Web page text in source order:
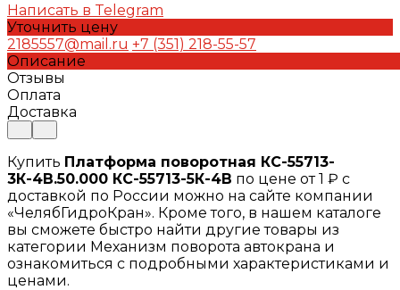
Написать в Telegram
Уточнить цену
2185557@mail.ru +7 (351) 218-55-57
Описание
Отзывы
Оплата
Доставка
Купить Платформа поворотная КС-55713-
3К-4В.50.000 КС-55713-5К-4В по цене от 1 ₽ с
доставкой по России можно на сайте компании
«ЧелябГидроКран». Кроме того, в нашем каталоге
вы сможете быстро найти другие товары из
категории Механизм поворота автокрана и
ознакомиться с подробными характеристиками и
ценами.